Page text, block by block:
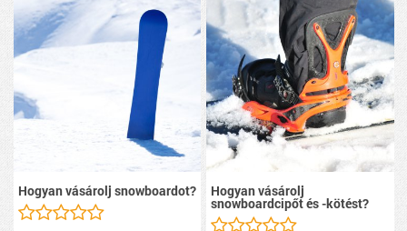
Hogyan vásárolj snowboardot? Hogyan vásárolj
snowboardcipőt és -kötést?